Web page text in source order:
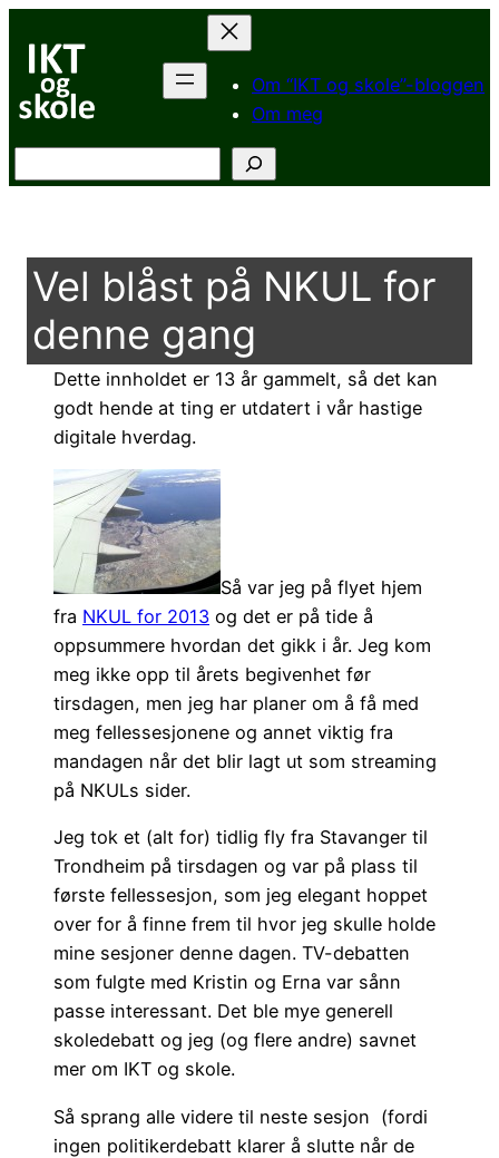
innhold
Om “IKT og skole”-bloggen
Om meg
Vel blåst på NKUL for
denne gang
Dette innholdet er 13 år gammelt, så det kan
godt hende at ting er utdatert i vår hastige
digitale hverdag.
Så var jeg på flyet hjem
fra NKUL for 2013 og det er på tide å
oppsummere hvordan det gikk i år. Jeg kom
meg ikke opp til årets begivenhet før
tirsdagen, men jeg har planer om å få med
meg fellessesjonene og annet viktig fra
mandagen når det blir lagt ut som streaming
på NKULs sider.
Jeg tok et (alt for) tidlig fly fra Stavanger til
Trondheim på tirsdagen og var på plass til
første fellessesjon, som jeg elegant hoppet
over for å finne frem til hvor jeg skulle holde
mine sesjoner denne dagen. TV-debatten
som fulgte med Kristin og Erna var sånn
passe interessant. Det ble mye generell
skoledebatt og jeg (og flere andre) savnet
mer om IKT og skole.
Så sprang alle videre til neste sesjon (fordi
ingen politikerdebatt klarer å slutte når de